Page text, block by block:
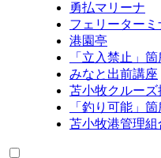
勇払マリーナ
フェリーターミ
港園亭
「立入禁止」箇
みなと出前講座
苫小牧クルーズ
「釣り可能」箇
苫小牧港管理組